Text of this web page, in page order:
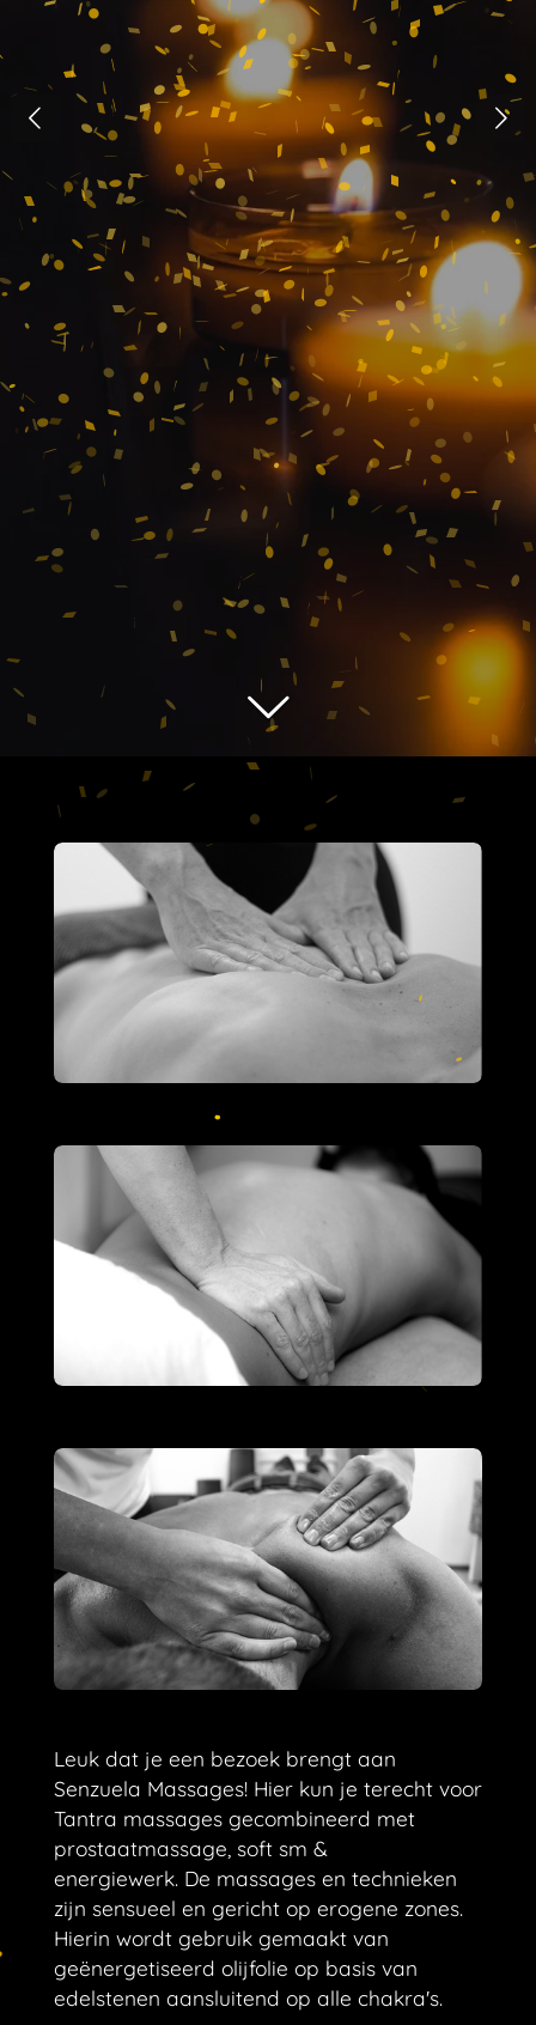
Leuk dat je een bezoek brengt aan
Senzuela Massages! Hier kun je terecht voor
Tantra massages gecombineerd met
prostaatmassage, soft sm &
energiewerk. De massages en technieken
zijn sensueel en gericht op erogene zones.
Hierin wordt gebruik gemaakt van
geënergetiseerd olijfolie op basis van
edelstenen aansluitend op alle chakra's.